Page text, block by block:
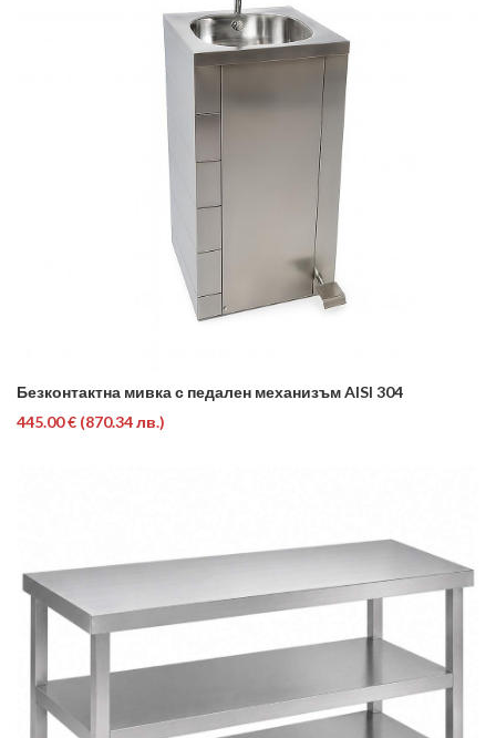
Безконтактна мивка с педален механизъм AISI 304
445.00 € (870.34 лв.)